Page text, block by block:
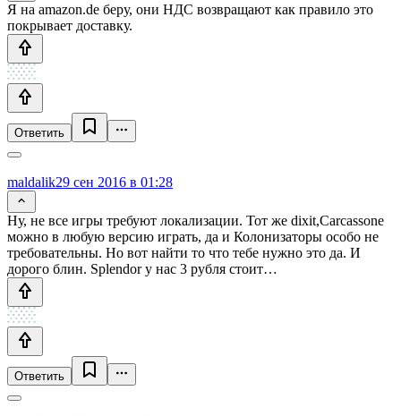
Я на amazon.de беру, они НДС возвращают как правило это
покрывает доставку.
Ответить
maldalik29 сен 2016 в 01:28
Ну, не все игры требуют локализации. Тот же dixit,Carcassone
можно в любую версию играть, да и Колонизаторы особо не
требовательны. Но вот найти то что тебе нужно это да. И
дорого блин. Splendor у нас 3 рубля стоит…
Ответить